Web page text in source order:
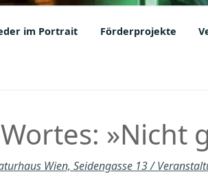
im Portrait Förderprojekte
Wien, Seidengasse 13 /